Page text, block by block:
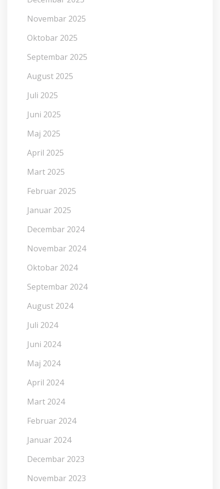
Novembar 2025
Oktobar 2025
Septembar 2025
August 2025
Juli 2025
Juni 2025
Maj 2025
April 2025
Mart 2025
Februar 2025
Januar 2025
Decembar 2024
Novembar 2024
Oktobar 2024
Septembar 2024
August 2024
Juli 2024
Juni 2024
Maj 2024
April 2024
Mart 2024
Februar 2024
Januar 2024
Decembar 2023
Novembar 2023